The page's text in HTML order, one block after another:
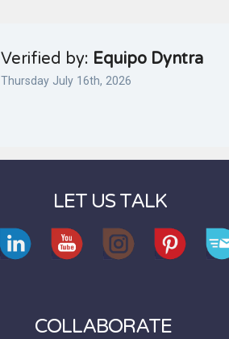
Verified by: Equipo Dyntra
Thursday July 16th, 2026
LET US TALK
COLLABORATE